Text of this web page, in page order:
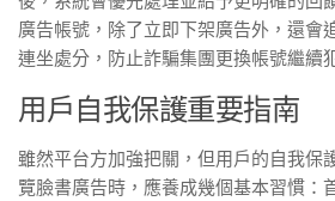
廣告帳號，除了立即下架廣告外，還會
連坐處分，防止詐騙集團更換帳號繼續
用戶自我保護重要指南
雖然平台方加強把關，但用戶的自我保
覽臉書廣告時，應養成幾個基本習慣：